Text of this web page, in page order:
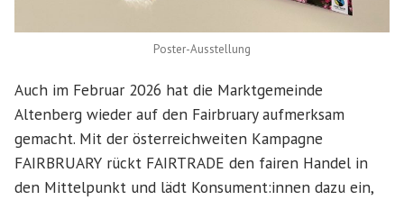
Poster-Ausstellung
Auch im Februar 2026 hat die Marktgemeinde
Altenberg wieder auf den Fairbruary aufmerksam
gemacht. Mit der österreichweiten Kampagne
FAIRBRUARY rückt FAIRTRADE den fairen Handel in
den Mittelpunkt und lädt Konsument:innen dazu ein,